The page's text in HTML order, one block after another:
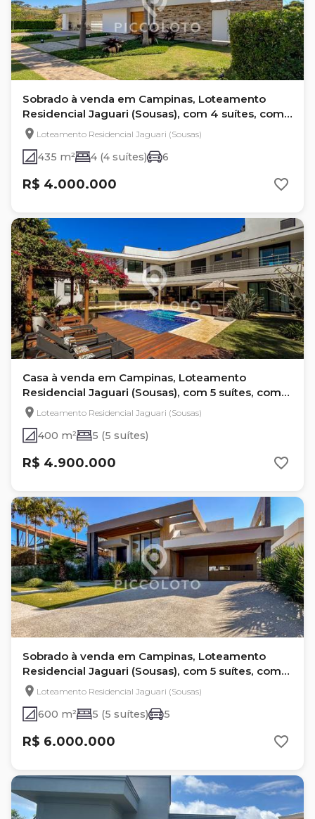
Sobrado à venda em Campinas, Loteamento
Residencial Jaguari (Sousas), com 4 suítes, com
435 m²
Loteamento Residencial Jaguari (Sousas)
435 m² 4 (4 suítes) 6
R$ 4.000.000
Casa à venda em Campinas, Loteamento
Residencial Jaguari (Sousas), com 5 suítes, com
400 m²
Loteamento Residencial Jaguari (Sousas)
400 m² 5 (5 suítes)
R$ 4.900.000
Sobrado à venda em Campinas, Loteamento
Residencial Jaguari (Sousas), com 5 suítes, com
600 m²
Loteamento Residencial Jaguari (Sousas)
600 m² 5 (5 suítes) 5
R$ 6.000.000